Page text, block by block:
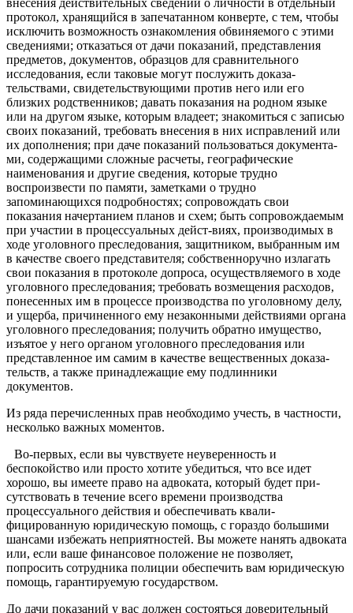
протокол, хранящийся в запе­чатанном конверте, с тем, чтобы
исключить возможность ознаком­ления обвиняемого с этими
сведе­ниями; отказаться от дачи пока­заний, представления
предметов, документов, образцов для сравни­тельного
исследования, если та­ковые могут послужить доказа­
тельствами, свидетельствующими против него или его
близких род­ственников; давать показания на родном языке
или на другом язы­ке, которым владеет; знакомиться с записью
своих показаний, требо­вать внесения в них исправлений или
их дополнения; при даче по­казаний пользоваться документа­
ми, содержащими сложные расче­ты, географические
наименования и другие сведения, которые трудно
воспроизвести по памяти, замет­ками о трудно
запоминающихся подробностях; сопровождать свои
показания начертанием планов и схем; быть сопровождаемым
при участии в процессуальных дейст-виях, производимых в
ходе уго­ловного преследования, защит­ником, выбранным им
в качестве своего представителя; собственно­ручно излагать
свои показания в протоколе допроса, осуществляе­мого в ходе
уголовного преследо­вания; требовать возмещения рас­ходов,
понесенных им в процессе производства по уголовному делу,
и ущерба, причиненного ему неза­конными действиями органа
уго­ловного преследования; получить обратно имущество,
изъятое у него органом уголовного преследова­ния или
представленное им самим в качестве вещественных доказа­
тельств, а также принадлежащие ему подлинники
документов.
Из ряда перечисленных прав необходимо учесть, в частности,
несколько важных моментов.
Во-первых, если вы чувствуе­те неуверенность и
беспокойство или просто хотите убедиться, что все идет
хорошо, вы имеете право на адвоката, который будет при­
сутствовать в течение всего време­ни производства
процессуально­го действия и обеспечивать квали­
фицированную юридическую по­мощь, с гораздо большими
шан­сами избежать неприятностей. Вы можете нанять адвоката
или, если ваше финансовое положение не позволяет,
попросить сотрудника полиции обеспечить вам юриди­ческую
помощь, гарантируемую государством.
До дачи показаний у вас дол­жен состояться доверительный